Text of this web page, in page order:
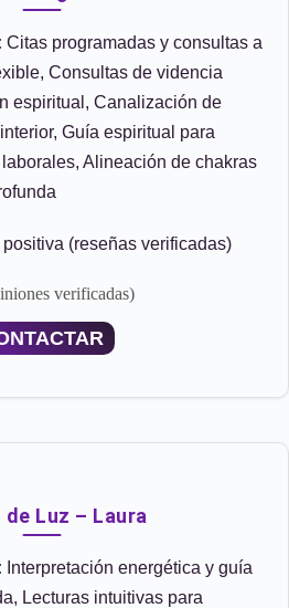
Citas programadas y consultas a
Consultas de videncia
espiritual, Canalización de
Guía espiritual para
Alineación de chakras
(reseñas verificadas)
verificadas)
de Luz – Laura
Interpretación energética y guía
Lecturas intuitivas para